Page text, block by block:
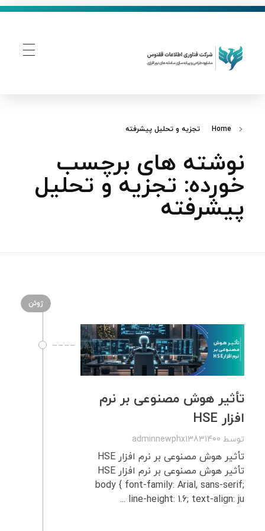
Home تجزیه و تحلیل پیشرفته
نوشته های برچسب
خورده: تجزیه و تحلیل
پیشرفته
ژوئن
تأثیر هوش مصنوعی بر نرم‌
افزار HSE
توسط adminnewphx13831400
تأثیر هوش مصنوعی بر نرم‌ افزار HSE
تأثیر هوش مصنوعی بر نرم‌ افزار HSE
body { font-family: Arial, sans-serif;
line-height: 1.6; text-align: ju ...